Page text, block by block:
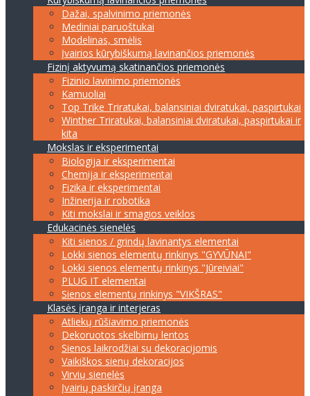
Dažai, spalvinimo priemonės
Mediniai paruoštukai
Modelinas, smėlis
Įvairios kūrybiškumą lavinančios priemonės
Fizinį aktyvumą skatinančios priemonės
Fizinio lavinimo priemonės
Kamuoliai
Top Trike Triratukai, balansiniai dviratukai, paspirtukai
Winther Triratukai, balansiniai dviratukai, paspirtukai ir
kita
Mokslas ir eksperimentai
Biologija ir eksperimentai
Chemija ir eksperimentai
Fizika ir eksperimentai
Inžinerija ir robotika
Kiti mokslai ir smagios veiklos
Edukacinės sienelės
Kiti sienos / grindų lavinantys elementai
Lokki sienos elementų rinkinys "GYVŪNAI"
Lokki sienos elementų rinkinys "Jūreiviai"
PLUG IT elementai
Sienos elementų rinkinys "VIKŠRAS"
Klasės įranga ir interjeras
Atliekų rūšiavimo priemonės
Dekoruotos skelbimų lentos
Sienos laikrodžiai su dekoracijomis
Vaikiškos sienų dekoracijos
Virvių sienelės
Įvairių paskirčių įranga